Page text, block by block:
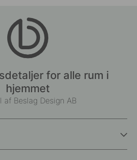
for alle rum i
hjemmet
af Beslag Design AB